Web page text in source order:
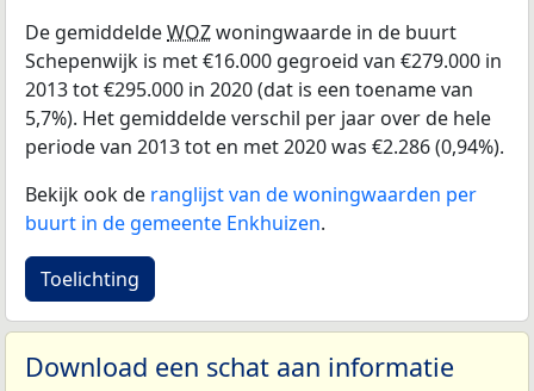
De gemiddeldeWOZwoningwaarde in de buurt
Schepenwijk is met €16.000 gegroeid van €279.000 in
2013 tot €295.000 in 2020 (dat is een toename van
5,7%). Het gemiddelde verschil per jaar over de hele
periode van 2013 tot en met 2020 was €2.286 (0,94%).
Bekijk ook de ranglijst van de woningwaarden per
buurt in de gemeente Enkhuizen.
Toelichting
Download een schat aan informatie